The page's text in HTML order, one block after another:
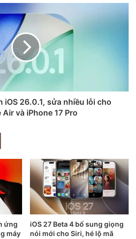
ống kính góc siêu rộng (ultra-
được vùng rộng hơn khung hiển
sử dụng học máy (machine learning
khuôn mặt / cơ thể người và theo
xoay, điều chỉnh khung hình.
xuất hiện trong khung, Center
iOS 26.0.1, sửa nhiều lỗi cho
Air và iPhone 17 Pro
ứng
máy
iOS 27 Beta 4 bổ sung giọng
nói mới cho Siri, hé lộ mã